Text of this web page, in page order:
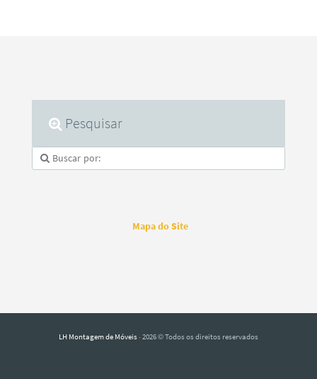
Pesquisar
Mapa do Site
LH Montagem de Móveis · 2026 © Todos os direitos reservados